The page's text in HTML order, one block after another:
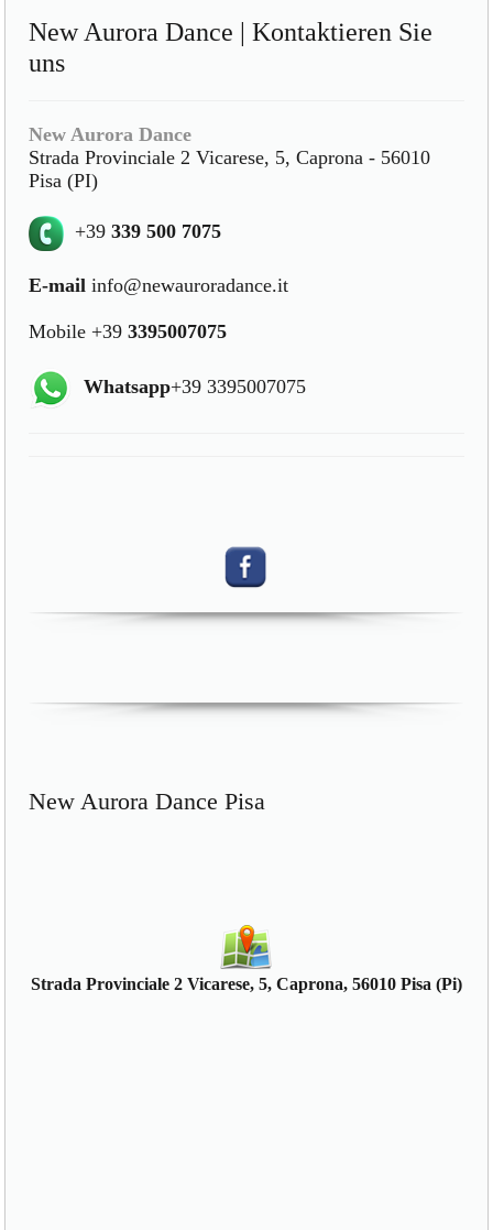
New Aurora Dance | Kontaktieren Sie
uns
New Aurora Dance
Strada Provinciale 2 Vicarese, 5, Caprona - 56010
Pisa (PI)
+39339 500 7075
E-mail info@newauroradance.it
Mobile +393395007075
Whatsapp+39 3395007075
New Aurora Dance Pisa
Strada Provinciale 2 Vicarese, 5, Caprona, 56010 Pisa (Pi)